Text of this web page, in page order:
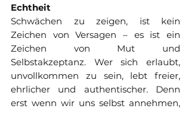
Echtheit
Schwächen zu zeigen, ist kein
Zeichen von Versagen – es ist ein
Zeichen von Mut und
Selbstakzeptanz. Wer sich erlaubt,
unvollkommen zu sein, lebt freier,
ehrlicher und authentischer. Denn
erst wenn wir uns selbst annehmen,